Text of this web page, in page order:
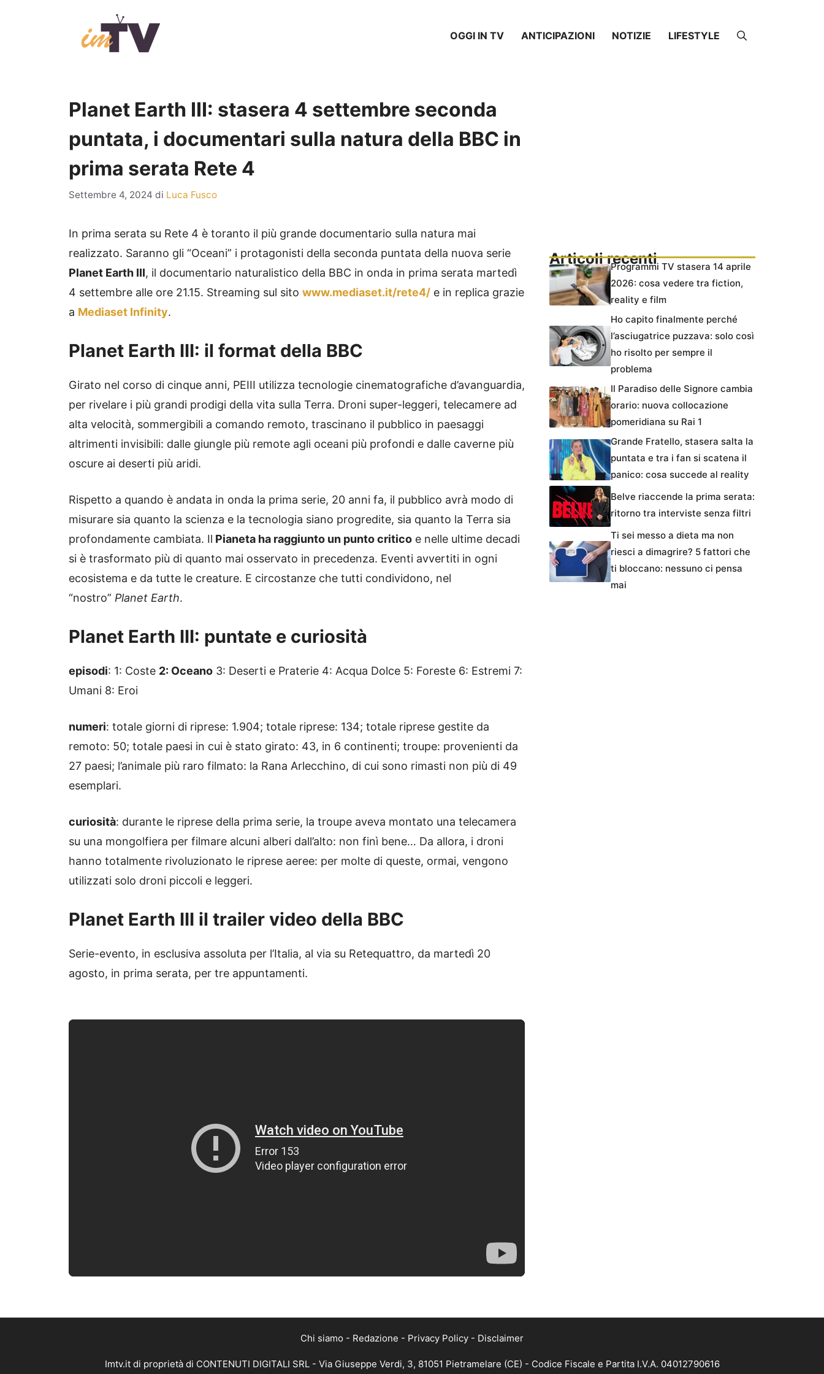
OGGI IN TV ANTICIPAZIONI NOTIZIE LIFESTYLE
Planet Earth III: stasera 4 settembre seconda
puntata, i documentari sulla natura della BBC in
prima serata Rete 4
Settembre 4, 2024 di Luca Fusco
In prima serata su Rete 4 è toranto il più grande documentario sulla natura mai
realizzato. Saranno gli “Oceani” i protagonisti della seconda puntata della nuova serie
Planet Earth III, il documentario naturalistico della BBC in onda in prima serata martedì
4 settembre alle ore 21.15. Streaming sul sito www.mediaset.it/rete4/ e in replica grazie
a Mediaset Infinity.
Planet Earth III: il format della BBC
Girato nel corso di cinque anni, PEIII utilizza tecnologie cinematografiche d’avanguardia,
per rivelare i più grandi prodigi della vita sulla Terra. Droni super-leggeri, telecamere ad
alta velocità, sommergibili a comando remoto, trascinano il pubblico in paesaggi
altrimenti invisibili: dalle giungle più remote agli oceani più profondi e dalle caverne più
oscure ai deserti più aridi.
Rispetto a quando è andata in onda la prima serie, 20 anni fa, il pubblico avrà modo di
misurare sia quanto la scienza e la tecnologia siano progredite, sia quanto la Terra sia
profondamente cambiata. Il Pianeta ha raggiunto un punto critico e nelle ultime decadi
si è trasformato più di quanto mai osservato in precedenza. Eventi avvertiti in ogni
ecosistema e da tutte le creature. E circostanze che tutti condividono, nel
“nostro” Planet Earth.
Planet Earth III: puntate e curiosità
episodi: 1: Coste 2: Oceano 3: Deserti e Praterie 4: Acqua Dolce 5: Foreste 6: Estremi 7:
Umani 8: Eroi
numeri: totale giorni di riprese: 1.904; totale riprese: 134; totale riprese gestite da
remoto: 50; totale paesi in cui è stato girato: 43, in 6 continenti; troupe: provenienti da
27 paesi; l’animale più raro filmato: la Rana Arlecchino, di cui sono rimasti non più di 49
esemplari.
curiosità: durante le riprese della prima serie, la troupe aveva montato una telecamera
su una mongolfiera per filmare alcuni alberi dall’alto: non finì bene… Da allora, i droni
hanno totalmente rivoluzionato le riprese aeree: per molte di queste, ormai, vengono
utilizzati solo droni piccoli e leggeri.
Planet Earth III il trailer video della BBC
Serie-evento, in esclusiva assoluta per l’Italia, al via su Retequattro, da martedì 20
agosto, in prima serata, per tre appuntamenti.
Articoli recentiProgrammi TV stasera 14 aprile
2026: cosa vedere tra fiction,
reality e film
Ho capito finalmente perché
l’asciugatrice puzzava: solo così
ho risolto per sempre il
problema
Il Paradiso delle Signore cambia
orario: nuova collocazione
pomeridiana su Rai 1
Grande Fratello, stasera salta la
puntata e tra i fan si scatena il
panico: cosa succede al reality
Belve riaccende la prima serata:
ritorno tra interviste senza filtri
Ti sei messo a dieta ma non
riesci a dimagrire? 5 fattori che
ti bloccano: nessuno ci pensa
mai
Chi siamo - Redazione - Privacy Policy - Disclaimer
Imtv.it di proprietà di CONTENUTI DIGITALI SRL - Via Giuseppe Verdi, 3, 81051 Pietramelare (CE) - Codice Fiscale e Partita I.V.A. 04012790616